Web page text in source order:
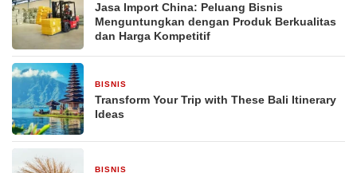
Jasa Import China: Peluang Bisnis
Menguntungkan dengan Produk Berkualitas
dan Harga Kompetitif
BISNIS
Transform Your Trip with These Bali Itinerary
Ideas
BISNIS